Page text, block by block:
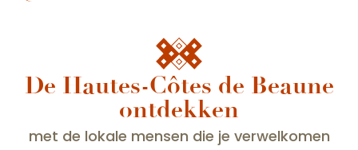
Domaine de la Combotte
De Keizer Karel
Clos Saint-Jacques
De Hautes-Côtes de Beaune
ontdekken
met de lokale mensen die je verwelkomen